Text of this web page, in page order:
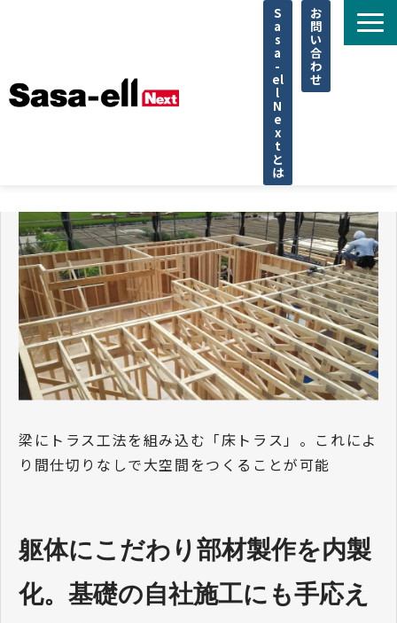
S
a
s
a
-
el
l
N
e
x
t
と
は
お
問
い
合
わ
せ
不動産
専門家
法律
企業取材
セミナー
調査データ
梁にトラス工法を組み込む「床トラス」。これによ
り間仕切りなしで大空間をつくることが可能
躯体にこだわり部材製作を内製
化。基礎の自社施工にも手応え